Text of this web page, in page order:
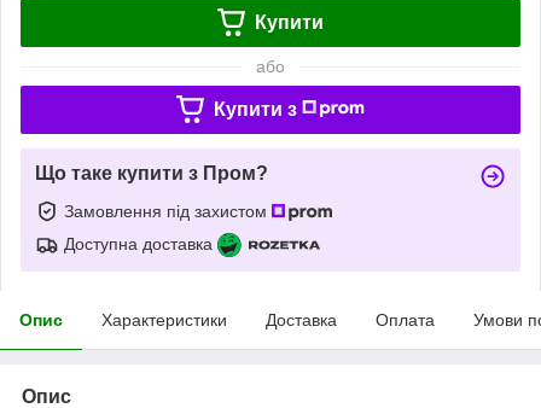
Купити
або
Купити з
Що таке купити з Пром?
Замовлення під захистом
Доступна доставка
Опис Характеристики Доставка Оплата Умови
Опис